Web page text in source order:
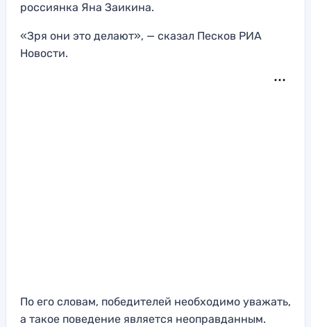
россиянка Яна Заикина.
«Зря они это делают», — сказал Песков РИА
Новости.
По его словам, победителей необходимо уважать,
а такое поведение является неоправданным.